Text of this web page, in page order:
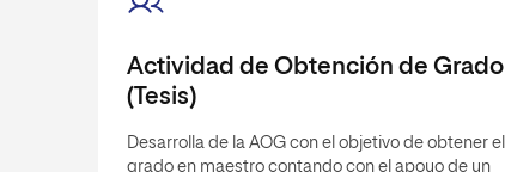
Actividad de Obtención de Grado
(Tesis)
Desarrolla de la AOG con el objetivo de obtener el
grado en maestro contando con el apoyo de un